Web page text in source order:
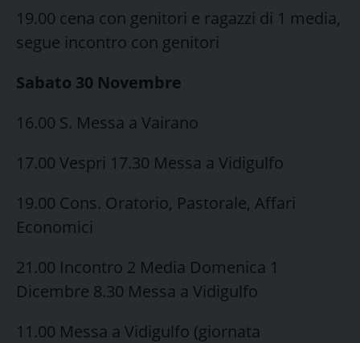
19.00 cena con genitori e ragazzi di 1 media,
segue incontro con genitori
Sabato 30 Novembre
16.00 S. Messa a Vairano
17.00 Vespri 17.30 Messa a Vidigulfo
19.00 Cons. Oratorio, Pastorale, Affari
Economici
21.00 Incontro 2 Media Domenica 1
Dicembre 8.30 Messa a Vidigulfo
11.00 Messa a Vidigulfo (giornata